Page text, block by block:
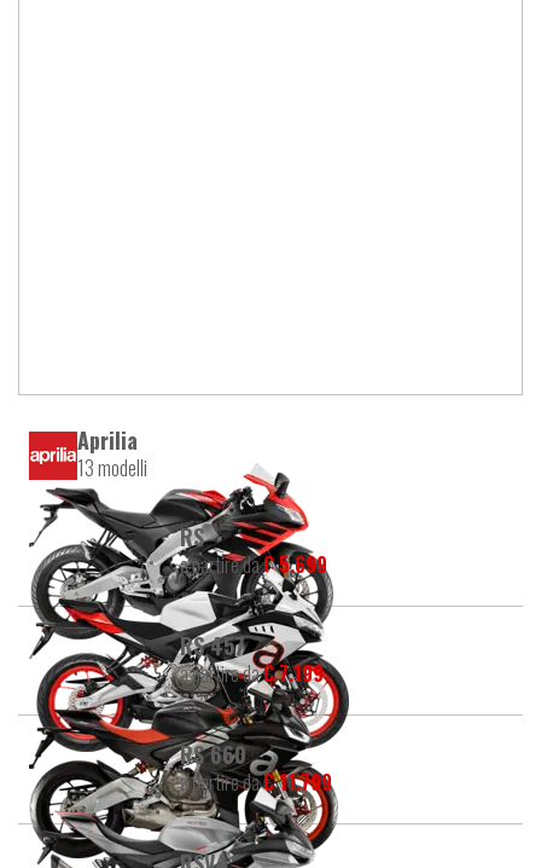
Aprilia
13 modelli
RS
a partire da€ 5.699
RS 457
a partire da€ 7.199
RS 660
a partire da€ 11.799